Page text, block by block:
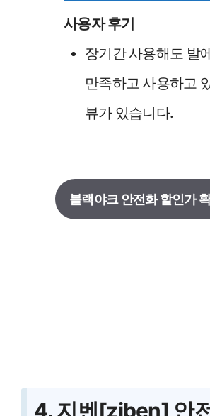
사용자 후기
장기간 사용해도 발
만족하고 사용하고
뷰가 있습니다.
블랙야크 안전화 할인가
4. 지벤[ziben] 안